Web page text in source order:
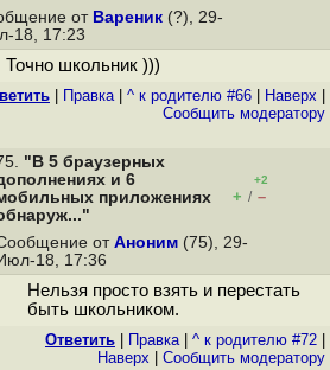
от Вареник (?), 29-
18, 17:23
Точно школьник )))
Правка| ^ к родителю #66 Наверх
Cообщить модератору
"В 5 браузерных
и 6
приложениях
+2
+ / –
от Аноним (75), 29-
18, 17:36
Нельзя просто взять и перестать
быть школьником.
Ответить Правка| ^ к родителю #72
Наверх
Cообщить модератору